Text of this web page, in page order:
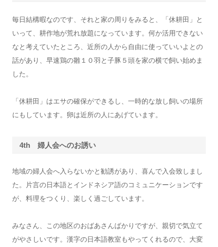
毎日結構暇なのです、それと家の周りをみると、「休耕田」と
いって、耕作地が荒れ放題になっています。何か活用できない
なと考えていたところ、近所の人から自由に使っていいよとの
話があり、早速鶏の雛１０羽と子豚５頭を家の横で飼い始めま
した。
「休耕田」はエサの確保ができるし、一時的な放し飼いの場所
にもしています。卵は近所の人にあげています。
4th 婦人会へのお誘い
地域の婦人会へ入らないかと勧誘があり、喜んで入会致しまし
た。片言の日本語とインドネシア語のコミュニケーションです
が、料理をつくり、楽しく過ごしています。
みなさん、この地区のおばあさんばかりですが、親切で気立て
がやさしいです。漢字の日本語教室もやってくれるので、大変